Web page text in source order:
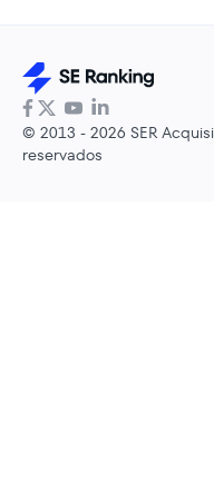
© 2013 - 2026 SER
reservados